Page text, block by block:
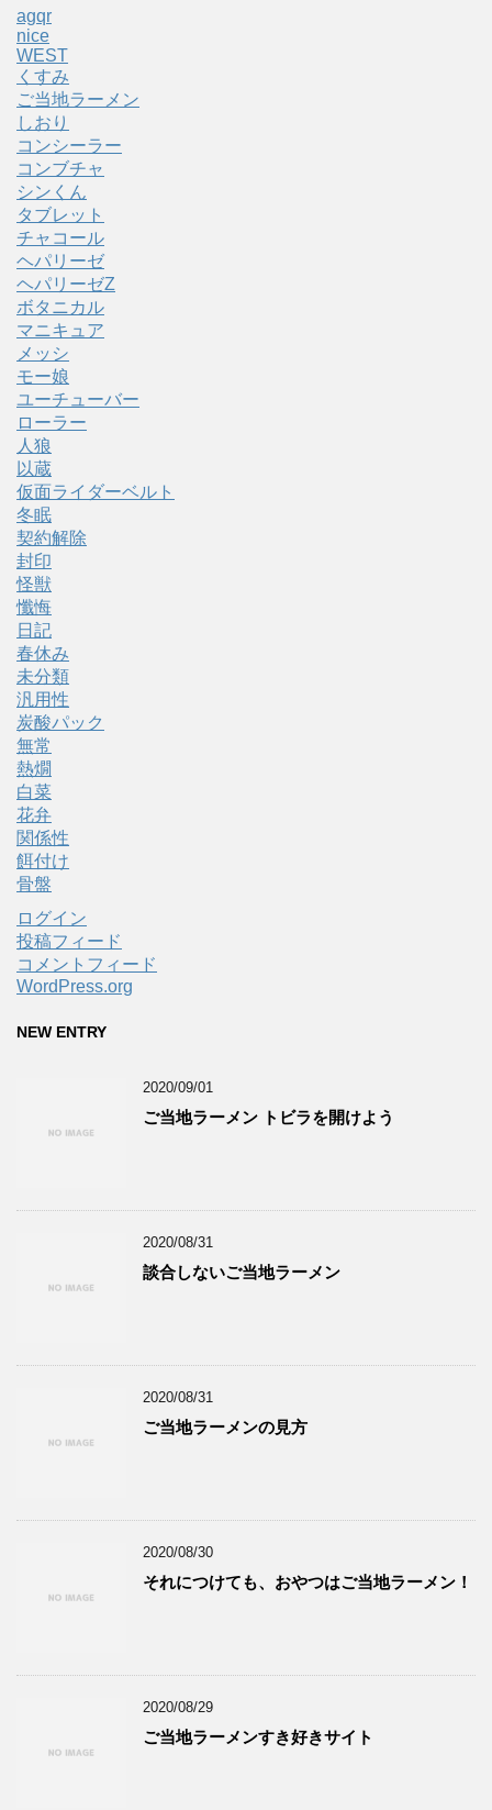
agqr
nice
WEST
くすみ
ご当地ラーメン
しおり
コンシーラー
コンブチャ
シンくん
タブレット
チャコール
ヘパリーゼ
ヘパリーゼZ
ボタニカル
マニキュア
メッシ
モー娘
ユーチューバー
ローラー
人狼
以蔵
仮面ライダーベルト
冬眠
契約解除
封印
怪獣
懺悔
日記
春休み
未分類
汎用性
炭酸パック
無常
熱燗
白菜
花弁
関係性
餌付け
骨盤
ログイン
投稿フィード
コメントフィード
WordPress.org
NEW ENTRY
2020/09/01
ご当地ラーメン トビラを開けよう
2020/08/31
談合しないご当地ラーメン
2020/08/31
ご当地ラーメンの見方
2020/08/30
それにつけても、おやつはご当地ラーメン！
2020/08/29
ご当地ラーメンすき好きサイト